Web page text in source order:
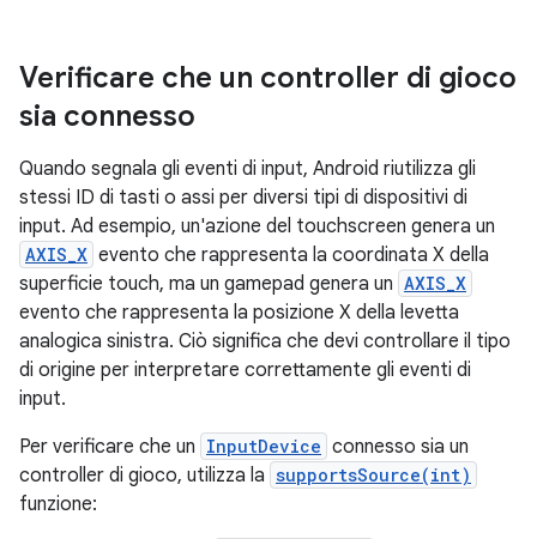
Verificare che un controller di gioco
sia connesso
Quando segnala gli eventi di input, Android riutilizza gli
stessi ID di tasti o assi per diversi tipi di dispositivi di
input. Ad esempio, un'azione del touchscreen genera un
AXIS_X evento che rappresenta la coordinata X della
superficie touch, ma un gamepad genera un AXIS_X
evento che rappresenta la posizione X della levetta
analogica sinistra. Ciò significa che devi controllare il tipo
di origine per interpretare correttamente gli eventi di
input.
Per verificare che un InputDevice connesso sia un
controller di gioco, utilizza la supportsSource(int)
funzione: